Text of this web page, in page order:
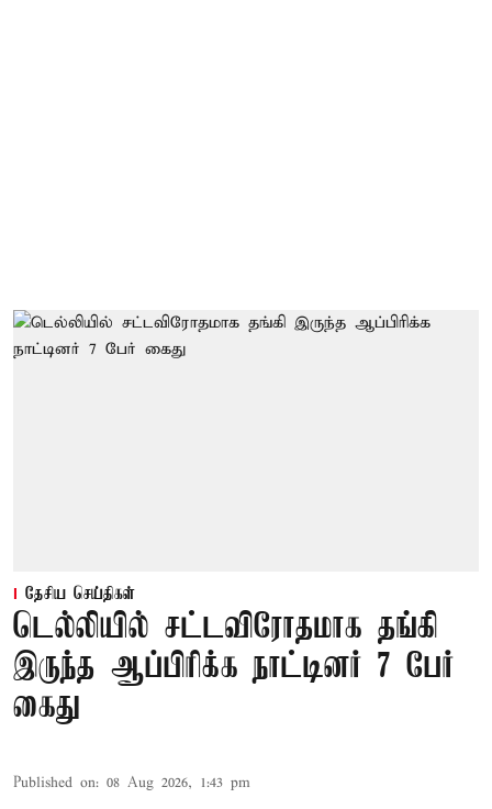
தேசிய செய்திகள்
டெல்லியில் சட்டவிரோதமாக தங்கி
இருந்த ஆப்பிரிக்க நாட்டினர் 7 பேர்
கைது
Published on: 08 Aug 2026, 1:43 pm